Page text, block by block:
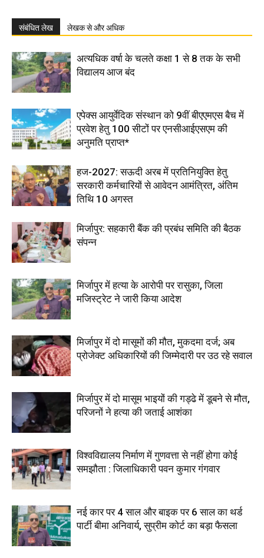
संबंधित लेख लेखक से और अधिक
अत्यधिक वर्षा के चलते कक्षा 1 से 8 तक के सभी
विद्यालय आज बंद
एपेक्स आयुर्वेदिक संस्थान को 9वीं बीएएमएस बैच में
प्रवेश हेतु 100 सीटों पर एनसीआईएसएम की
अनुमति प्राप्त*
हज-2027: सऊदी अरब में प्रतिनियुक्ति हेतु
सरकारी कर्मचारियों से आवेदन आमंत्रित, अंतिम
तिथि 10 अगस्त
मिर्जापुर: सहकारी बैंक की प्रबंध समिति की बैठक
संपन्न
मिर्जापुर में हत्या के आरोपी पर रासुका, जिला
मजिस्ट्रेट ने जारी किया आदेश
मिर्जापुर में दो मासूमों की मौत, मुकदमा दर्ज; अब
प्रोजेक्ट अधिकारियों की जिम्मेदारी पर उठ रहे सवाल
मिर्जापुर में दो मासूम भाइयों की गड्ढे में डूबने से मौत,
परिजनों ने हत्या की जताई आशंका
विश्वविद्यालय निर्माण में गुणवत्ता से नहीं होगा कोई
समझौता : जिलाधिकारी पवन कुमार गंगवार
नई कार पर 4 साल और बाइक पर 6 साल का थर्ड
पार्टी बीमा अनिवार्य, सुप्रीम कोर्ट का बड़ा फैसला